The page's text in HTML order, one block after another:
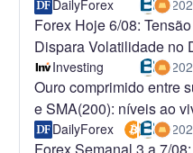
DailyForex
Forex Hoje 6/08:
Dispara Volatilidade no
Investing
Ouro comprimido entre
e SMA(200): níveis ao
DailyForex